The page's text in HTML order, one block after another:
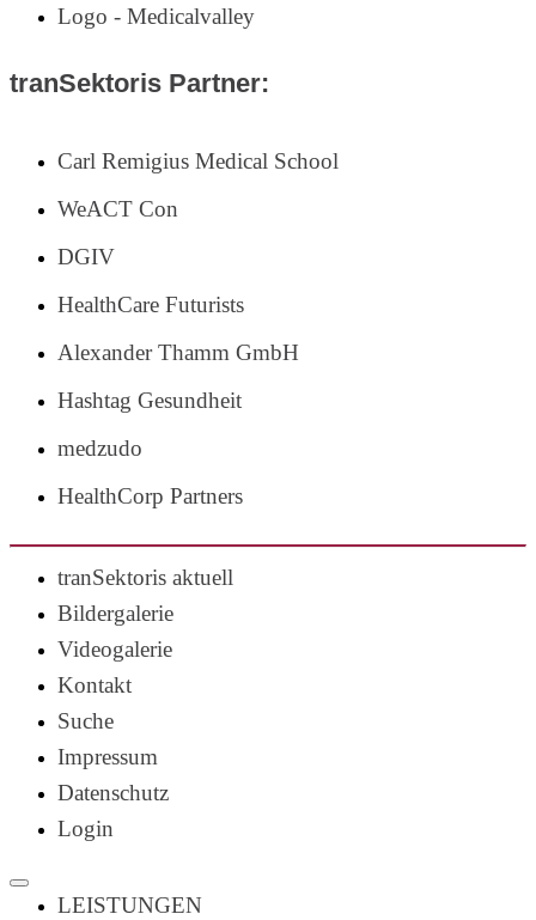
Logo - Medicalvalley
tranSektoris Partner:
Carl Remigius Medical School
WeACT Con
DGIV
HealthCare Futurists
Alexander Thamm GmbH
Hashtag Gesundheit
medzudo
HealthCorp Partners
tranSektoris aktuell
Bildergalerie
Videogalerie
Kontakt
Suche
Impressum
Datenschutz
Login
LEISTUNGEN